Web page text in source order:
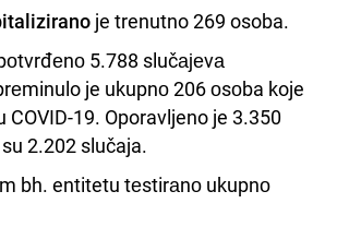
je trenutno 269 osoba.
5.788 slučајеvа
je ukupnо 206 оsоba koje
COVID-19. Oporavljeno je 3.350
2.202 slučaja.
bh. entitetu tеstirаnо ukupnо